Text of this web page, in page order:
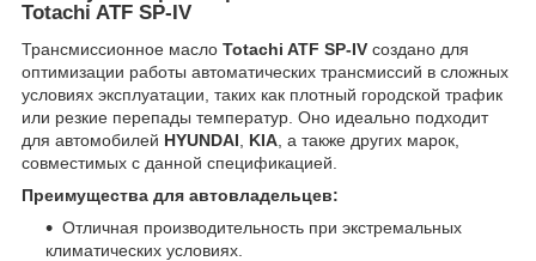
Totachi ATF SP-IV
Трансмиссионное масло Totachi ATF SP-IV создано для
оптимизации работы автоматических трансмиссий в сложных
условиях эксплуатации, таких как плотный городской трафик
или резкие перепады температур. Оно идеально подходит
для автомобилей HYUNDAI KIA , а также других марок,
совместимых с данной спецификацией.
Преимущества для автовладельцев:
Отличная производительность при экстремальных
климатических условиях.